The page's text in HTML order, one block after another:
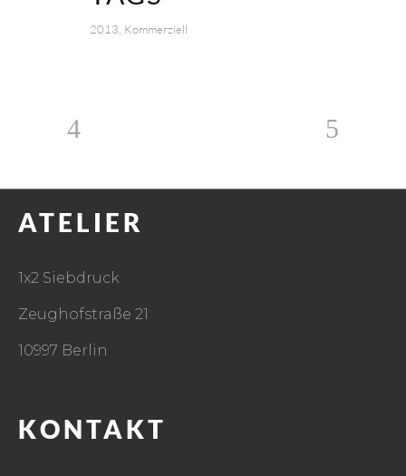
2013, Kommerziell
ATELIER
1x2 Siebdruck
Zeughofstraße 21
10997 Berlin
KONTAKT